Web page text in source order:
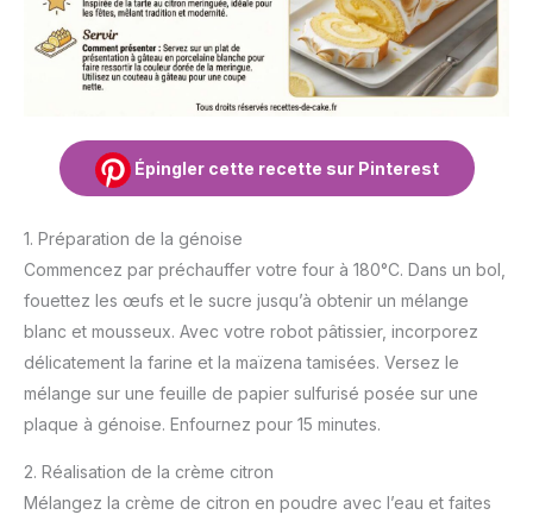
Épingler cette recette sur Pinterest
1. Préparation de la génoise
Commencez par préchauffer votre four à 180°C. Dans un bol,
fouettez les œufs et le sucre jusqu’à obtenir un mélange
blanc et mousseux. Avec votre robot pâtissier, incorporez
délicatement la farine et la maïzena tamisées. Versez le
mélange sur une feuille de papier sulfurisé posée sur une
plaque à génoise. Enfournez pour 15 minutes.
2. Réalisation de la crème citron
Mélangez la crème de citron en poudre avec l’eau et faites